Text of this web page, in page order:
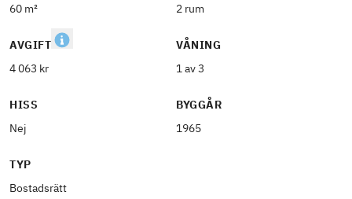
60 m²
2 rum
AVGIFT
4 063 kr
VÅNING
1 av 3
HISS
Nej
BYGGÅR
1965
TYP
Bostadsrätt